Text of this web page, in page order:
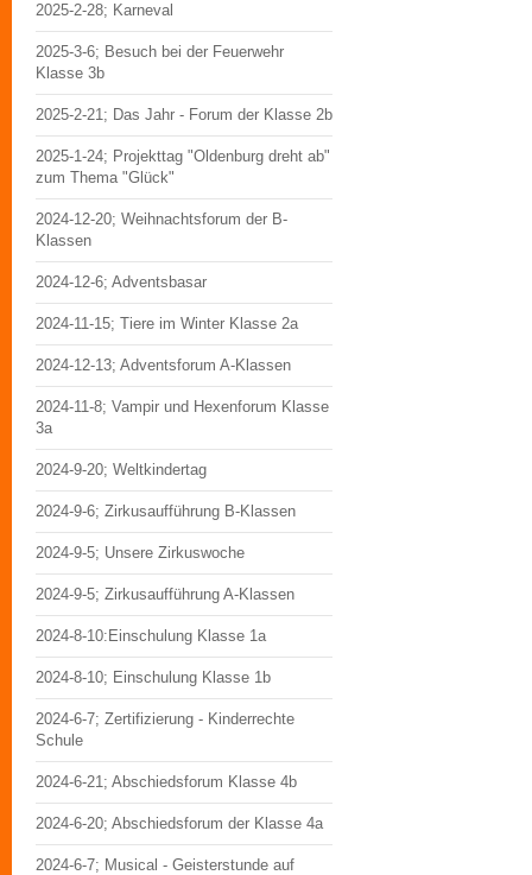
2025-2-28; Karneval
2025-3-6; Besuch bei der Feuerwehr
Klasse 3b
2025-2-21; Das Jahr - Forum der Klasse 2b
2025-1-24; Projekttag "Oldenburg dreht ab"
zum Thema "Glück"
2024-12-20; Weihnachtsforum der B-
Klassen
2024-12-6; Adventsbasar
2024-11-15; Tiere im Winter Klasse 2a
2024-12-13; Adventsforum A-Klassen
2024-11-8; Vampir und Hexenforum Klasse
3a
2024-9-20; Weltkindertag
2024-9-6; Zirkusaufführung B-Klassen
2024-9-5; Unsere Zirkuswoche
2024-9-5; Zirkusaufführung A-Klassen
2024-8-10:Einschulung Klasse 1a
2024-8-10; Einschulung Klasse 1b
2024-6-7; Zertifizierung - Kinderrechte
Schule
2024-6-21; Abschiedsforum Klasse 4b
2024-6-20; Abschiedsforum der Klasse 4a
2024-6-7; Musical - Geisterstunde auf